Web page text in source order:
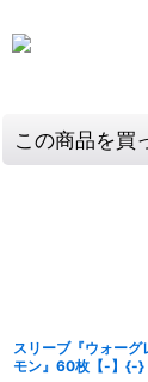
この商品を買
スリーブ『ウォーグ
モン』60枚【-】{-}